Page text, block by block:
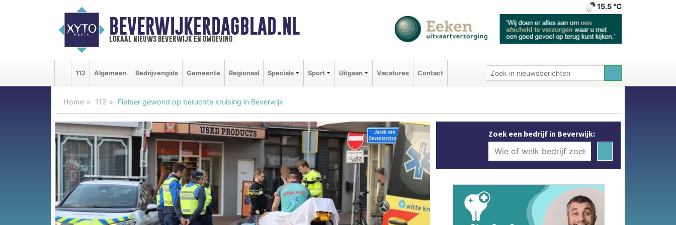
BEVERWIJKERDAGBLAD.NL
lokaal nieuws beverwijk en omgeving
15.5 ℃
112 Algemeen Bedrijvengids Gemeente Regionaal Specials Sport Uitgaan Vacatures Contact
Home 112 Fietser gewond op beruchte kruising in Beverwijk
Zoek een bedrijf in Beverwijk: